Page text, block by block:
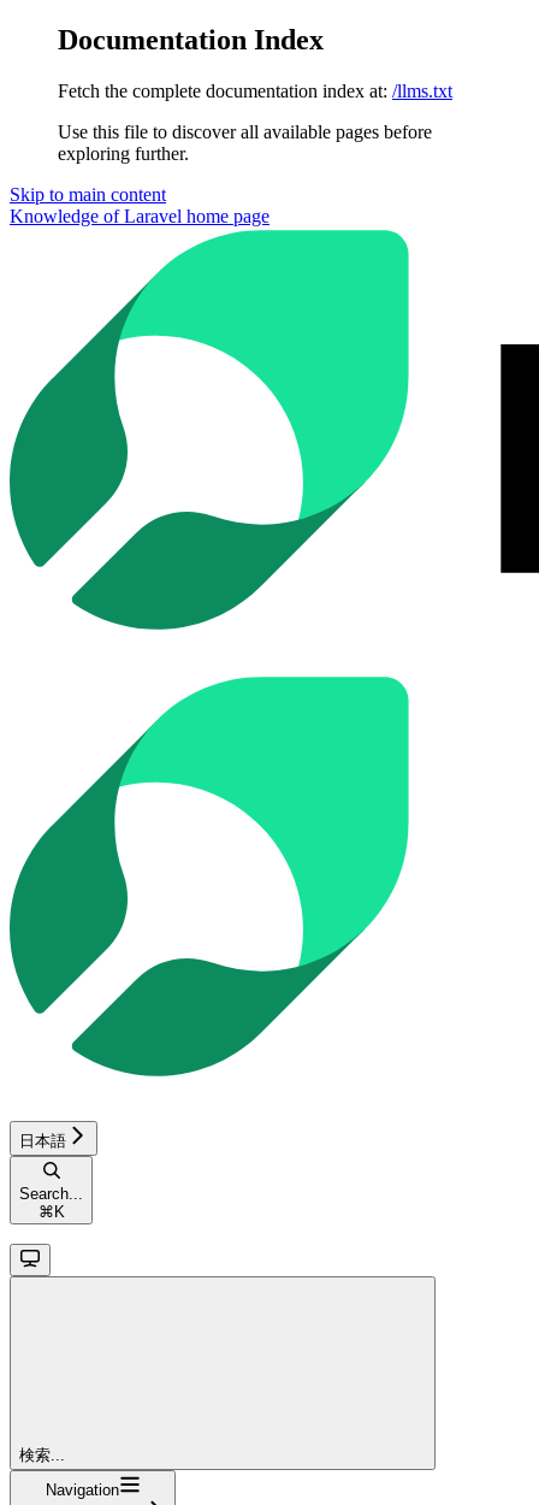
Documentation Index
Fetch the complete documentation index at: /llms.txt
Use this file to discover all available pages before
exploring further.
Skip to main content
Knowledge of Laravel home page
日本語
Search...
⌘ K
検索...
Navigation